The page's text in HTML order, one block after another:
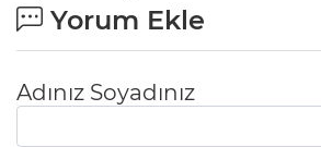
Yorum Ekle
Adınız Soyadınız